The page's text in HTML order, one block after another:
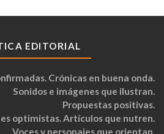
EDITORIAL
Crónicas en buena onda.
Sonidos e imágenes que ilustran.
Propuestas positivas.
optimistas. Artículos que nutren.
Voces y personajes que orientan.